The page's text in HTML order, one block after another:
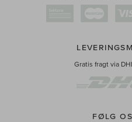
Gratis fragt via
FØLG